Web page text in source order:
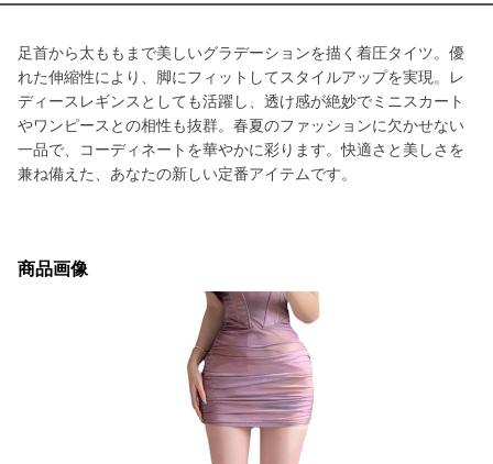
足首から太ももまで美しいグラデーションを描く着圧タイツ。優
れた伸縮性により、脚にフィットしてスタイルアップを実現。レ
ディースレギンスとしても活躍し、透け感が絶妙でミニスカート
やワンピースとの相性も抜群。春夏のファッションに欠かせない
一品で、コーディネートを華やかに彩ります。快適さと美しさを
兼ね備えた、あなたの新しい定番アイテムです。
商品画像